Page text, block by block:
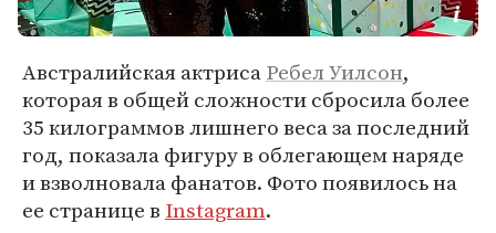
Австралийская актрисаРебел Уилсон,
которая в общей сложности сбросила более
35 килограммов лишнего веса за последний
год, показала фигуру в облегающем наряде
и взволновала фанатов. Фото появилось на
ее странице в Instagram.